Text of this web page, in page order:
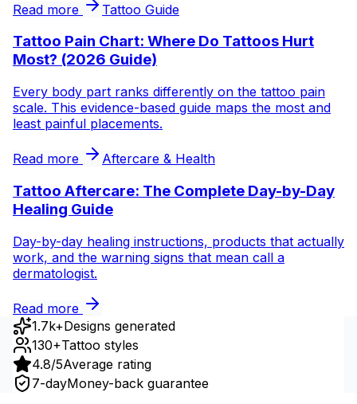
Read more Tattoo Guide
Tattoo Pain Chart: Where Do Tattoos Hurt
Most? (2026 Guide)
Every body part ranks differently on the tattoo pain
scale. This evidence-based guide maps the most and
least painful placements.
Read more Aftercare & Health
Tattoo Aftercare: The Complete Day-by-Day
Healing Guide
Day-by-day healing instructions, products that actually
work, and the warning signs that mean call a
dermatologist.
Read more
1.7k+Designs generated
130+Tattoo styles
4.8/5Average rating
7-dayMoney-back guarantee